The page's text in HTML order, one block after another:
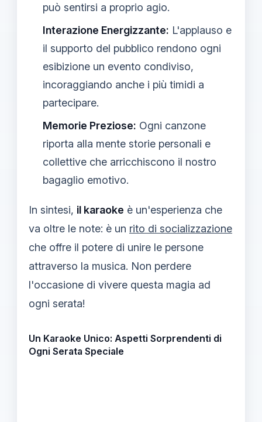
può sentirsi a proprio agio.
Interazione Energizzante: L'applauso e
il supporto del pubblico rendono ogni
esibizione un evento condiviso,
incoraggiando anche i più timidi a
partecipare.
Memorie Preziose: Ogni canzone
riporta alla mente storie personali e
collettive che arricchiscono il nostro
bagaglio emotivo.
In sintesi, il karaoke è un'esperienza che
va oltre le note: è un rito di socializzazione
che offre il potere di unire le persone
attraverso la musica. Non perdere
l'occasione di vivere questa magia ad
ogni serata!
Un Karaoke Unico: Aspetti Sorprendenti di
Ogni Serata Speciale